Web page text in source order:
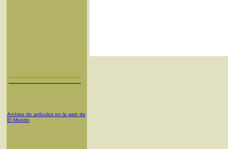
Archivo de artículos en la web de
El Mundo